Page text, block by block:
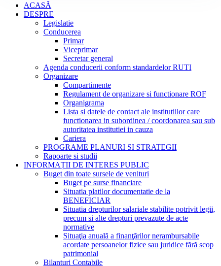
ACASĂ
DESPRE
Legislatie
Conducerea
Primar
Viceprimar
Secretar general
Agenda conducerii conform standardelor RUTI
Organizare
Compartimente
Regulament de organizare si functionare ROF
Organigrama
Lista si datele de contact ale institutiilor care
functionarea in subordinea / coordonarea sau sub
autoritatea institutiei in cauza
Cariera
PROGRAME PLANURI SI STRATEGII
Rapoarte si studii
INFORMAȚII DE INTERES PUBLIC
Buget din toate sursele de venituri
Buget pe surse financiare
Situatia platilor documentatie de la
BENEFICIAR
Situatia drepturilor salariale stabilite potrivit legii,
precum si alte drepturi prevazute de acte
normative
Situaţia anuală a finanţărilor nerambursabile
acordate persoanelor fizice sau juridice fără scop
patrimonial
Bilanturi Contabile